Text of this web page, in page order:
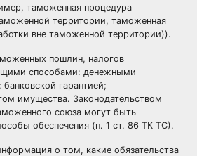
таможенная процедура
территории, таможенная
вне таможенной территории)).
пошлин, налогов
способами: денежными
гарантией;
имущества. Законодательством
союза могут быть
обеспечения (п. 1 ст. 86 ТК ТС).
о том, какие обязательства